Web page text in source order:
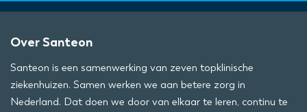
Over Santeon
Santeon is een samenwerking van zeven topklinische
ziekenhuizen. Samen werken we aan betere zorg in
Nederland. Dat doen we door van elkaar te leren, continu te